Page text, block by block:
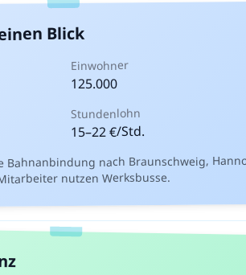
Blick
Einwohner
125.000
Stundenlohn
15–22€/Std.
Bahnanbindung nach Braunschweig,
nutzen Werksbusse.